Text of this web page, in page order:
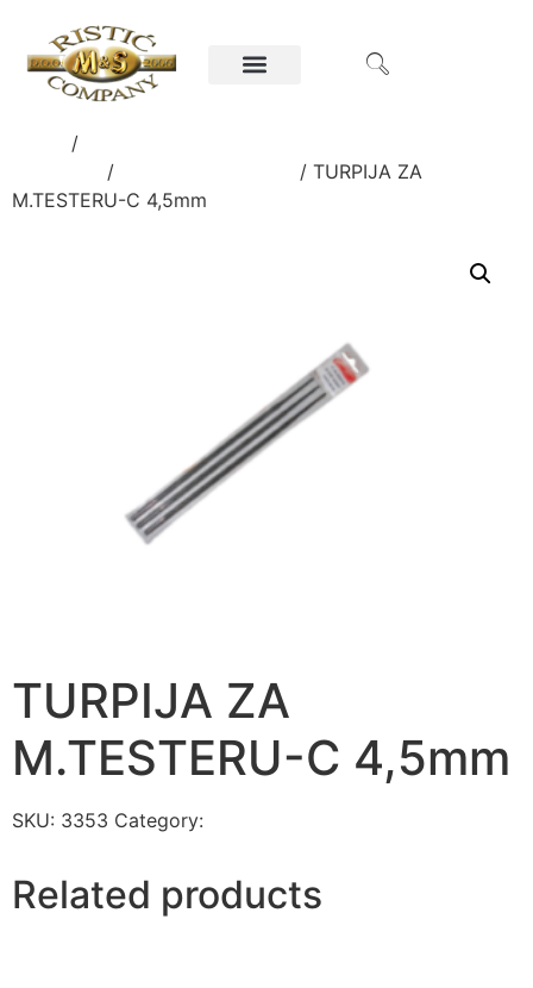
/
/
/ TURPIJA ZA
M.TESTERU-C 4,5mm
TURPIJA ZA
M.TESTERU-C 4,5mm
SKU: 3353 Category:
Related products